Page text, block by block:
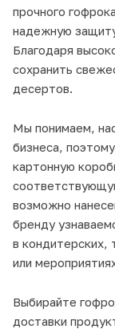
прочного
надежную
Благодаря
сохранить
десертов.
Мы понимаем,
бизнеса,
картонную
возможно
бренду
в кондитерских,
или
Выбирайте
доставки